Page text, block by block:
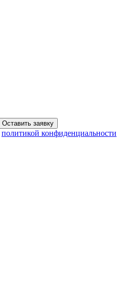
Оставить заявку
политикой конфиденциальности